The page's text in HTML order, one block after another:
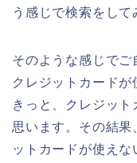
う感じで検索をして
そのような感じで
クレジットカードが
きっと、クレジット
思います。その結
ットカードが使え